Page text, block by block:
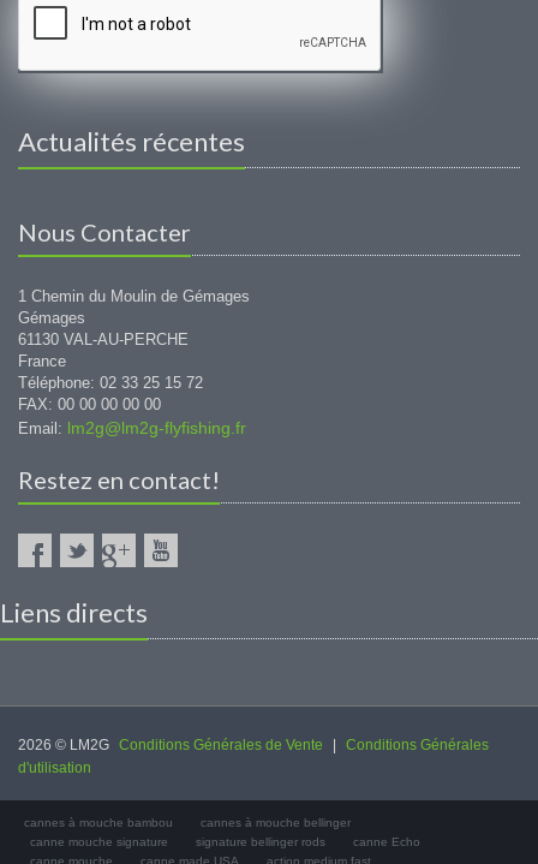
Actualités récentes
Nous Contacter
1 Chemin du Moulin de Gémages
Gémages
61130 VAL-AU-PERCHE
France
Téléphone: 02 33 25 15 72
FAX: 00 00 00 00 00
Email: lm2g@lm2g-flyfishing.fr
Restez en contact!
Liens directs
2026 © LM2G Conditions Générales de Vente
Conditions Générales
d'utilisation
cannes à mouche bambou
cannes à mouche bellinger
canne mouche signature
signature bellinger rods
canne Echo
canne mouche
canne made USA action medium fast